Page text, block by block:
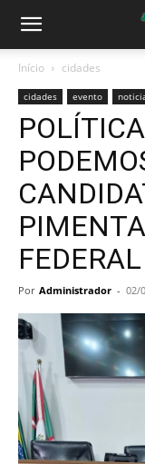
Início cidades
cidades evento
FEDERAL
Por Administrador - 02/